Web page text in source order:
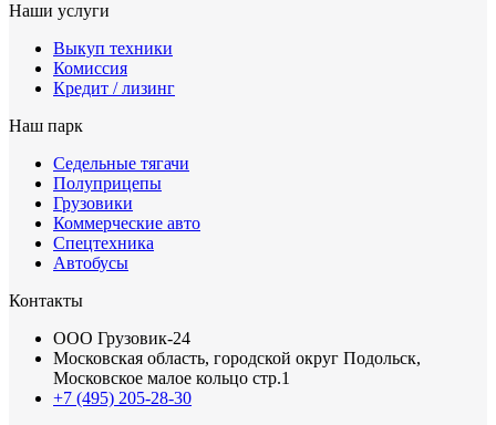
Наши услуги
Выкуп техники
Комиссия
Кредит / лизинг
Наш парк
Седельные тягачи
Полуприцепы
Грузовики
Коммерческие авто
Спецтехника
Автобусы
Контакты
ООО Грузовик-24
Московская область, городской округ Подольск,
Московское малое кольцо стр.1
+7 (495) 205-28-30